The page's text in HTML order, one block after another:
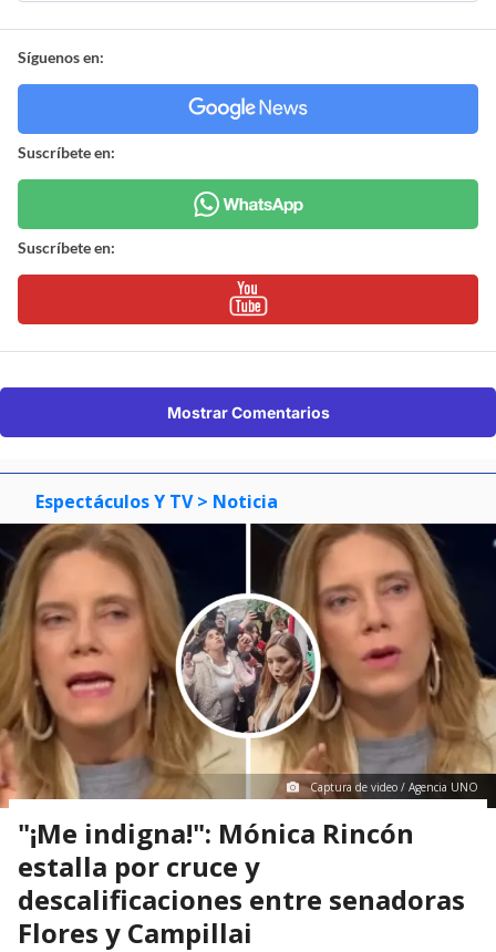
Síguenos en:
Suscríbete en:
Suscríbete en:
Mostrar Comentarios
Espectáculos Y TV > Noticia
Captura de video / Agencia UNO
"¡Me indigna!": Mónica Rincón
estalla por cruce y
descalificaciones entre senadoras
Flores y Campillai